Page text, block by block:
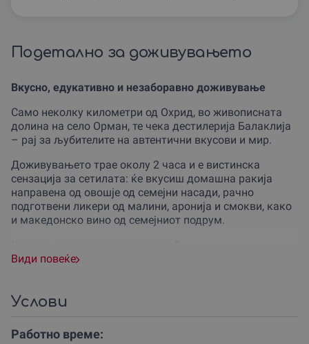
Подетално за доживувањето
Вкусно, едукативно и незаборавно доживување
Само неколку километри од Охрид, во живописната
долина на село Орман, те чека дестилерија Балаклија
– рај за љубителите на автентични вкусови и мир.
Доживувањето трае околу 2 часа и е вистинска
сензација за сетилата: ќе вкусиш домашна ракија
направена од овошје од семејни насади, рачно
подготвени ликери од малини, аронија и смокви, како
и македонско вино од семејниот подрум.
дестилеријата.
каде ќе добиеш водена тура низ производниот процес,
Види повеќе
Услови
Работно време: